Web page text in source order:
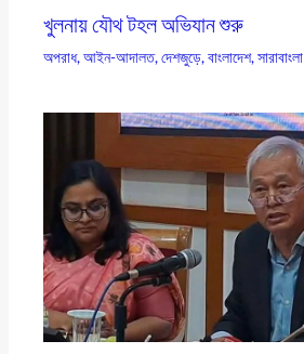
খুলনায় যৌথ টহল অভিযান শুরু
অপরাধ,আইন-আদালত,দেশজুড়ে,বাংলাদেশ,সারাবাংলা